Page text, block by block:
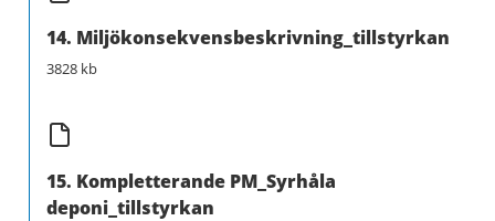
14. Miljökonsekvensbeskrivning_tillstyrkan
3828 kb
15. Kompletterande PM_Syrhåla
deponi_tillstyrkan